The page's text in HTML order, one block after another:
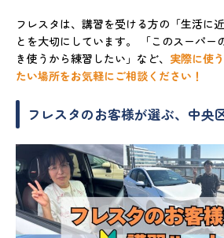
フレスタは、講習を受ける方の「生活に
とを大切にしています。 「このスーパー
き使うから練習したい」など、 実際に使
たい場所をお気軽にご相談ください！
フレスタのお客様が選ぶ、中央